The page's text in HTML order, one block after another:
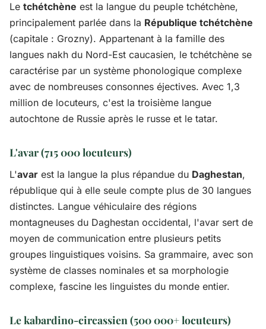
Le tchétchène est la langue du peuple tchétchène,
principalement parlée dans la République tchétchène
(capitale : Grozny). Appartenant à la famille des
langues nakh du Nord-Est caucasien, le tchétchène se
caractérise par un système phonologique complexe
avec de nombreuses consonnes éjectives. Avec 1,3
million de locuteurs, c'est la troisième langue
autochtone de Russie après le russe et le tatar.
L'avar (715 000 locuteurs)
L'avar est la langue la plus répandue du Daghestan,
république qui à elle seule compte plus de 30 langues
distinctes. Langue véhiculaire des régions
montagneuses du Daghestan occidental, l'avar sert de
moyen de communication entre plusieurs petits
groupes linguistiques voisins. Sa grammaire, avec son
système de classes nominales et sa morphologie
complexe, fascine les linguistes du monde entier.
Le kabardino-circassien (500 000+ locuteurs)